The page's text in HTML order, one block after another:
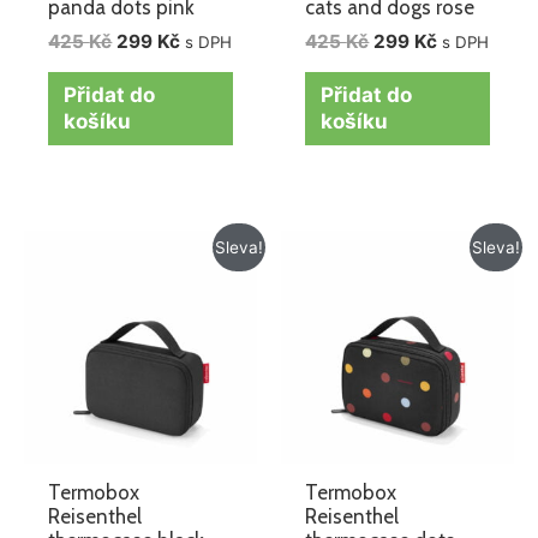
panda dots pink
425Kč 299 Kč s DPH
Přidat do
košíku
cats and dogs rose
425Kč 299 Kč s DPH
Přidat do
košíku
Sleva!
Termobox
Reisenthel
Aktuální
cena
Sleva!
Termobox
Reisenthel
Aktuální
cena